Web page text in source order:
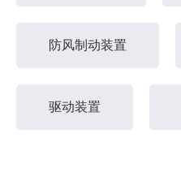
防风制动装置
驱动装置